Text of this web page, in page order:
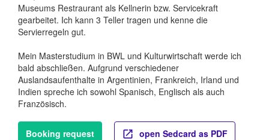
Museums Restraurant als Kellnerin bzw. Servicekraft
gearbeitet. Ich kann 3 Teller tragen und kenne die
Servierregeln gut.
Mein Masterstudium in BWL und Kulturwirtschaft werde ich
bald abschließen. Aufgrund verschiedener
Auslandsaufenthalte in Argentinien, Frankreich, Irland und
Indien spreche ich sowohl Spanisch, Englisch als auch
Französisch.
Booking request open Sedcard as PDF